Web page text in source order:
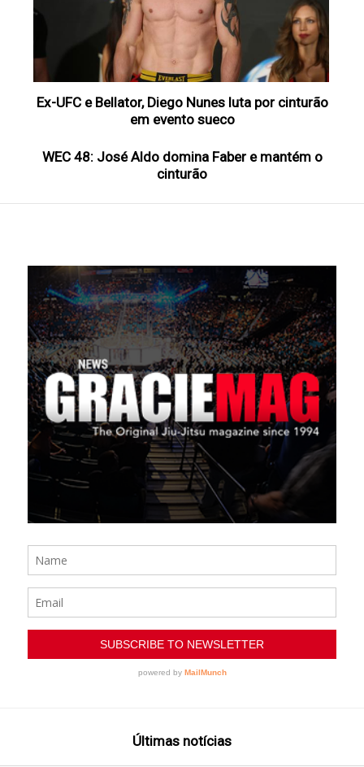
Ex-UFC e Bellator, Diego Nunes luta por cinturão
em evento sueco
WEC 48: José Aldo domina Faber e mantém o
cinturão
Últimas notícias